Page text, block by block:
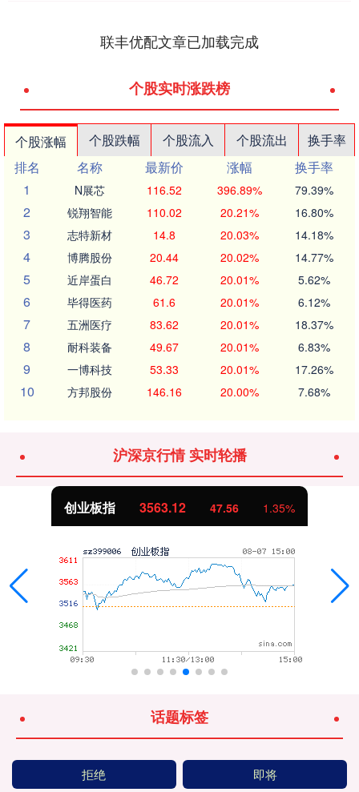
联丰优配文章已加载完成
个股实时涨跌榜
个股涨幅 个股跌幅 个股流入 个股流出
换手率
排名
名称 最新价 涨幅
换手率
1
N展芯 116.52 396.89% 79.39%
2 锐翔智能 110.02 20.21% 16.80%
3 志特新材 14.8 20.03% 14.18%
4 博腾股份 20.44 20.02% 14.77%
5 近岸蛋白 46.72 20.01% 5.62%
6 毕得医药 61.6 20.01% 6.12%
7 五洲医疗 83.62 20.01% 18.37%
8 耐科装备 49.67 20.01% 6.83%
9 一博科技 53.33 20.01% 17.26%
10 方邦股份 146.16 20.00% 7.68%
沪深京行情 实时轮播
创业板指 3563.12 47.56 1.35%
话题标签
拒绝 即将